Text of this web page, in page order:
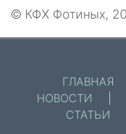
© КФХ Фотиных,
ГЛАВНАЯ
НОВОСТИ
СТАТЬИ